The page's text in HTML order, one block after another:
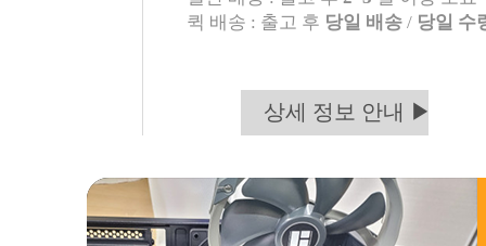
퀵 배송 : 출고 후 당일 배송 / 당일 수
상세 정보 안내 ▶